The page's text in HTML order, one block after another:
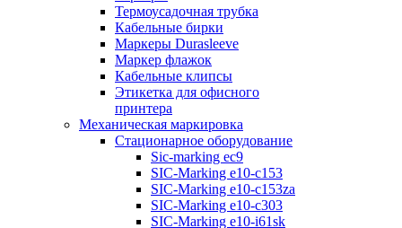
Термоусадочная трубка
Кабельные бирки
Маркеры Durasleeve
Маркер флажок
Кабельные клипсы
Этикетка для офисного
принтера
Механическая маркировка
Стационарное оборудование
Sic-marking ec9
SIC-Marking e10-c153
SIC-Marking e10-c153za
SIC-Marking e10-c303
SIC-Marking e10-i61sk